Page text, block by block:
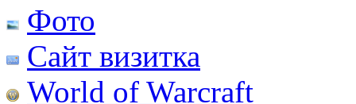
Фото
Сайт визитка
World of Warcraft